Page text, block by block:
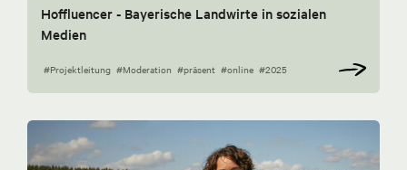
Hoffluencer - Bayerische Landwirte in sozialen
Medien
#Projektleitung #Moderation #präsent #online #2025